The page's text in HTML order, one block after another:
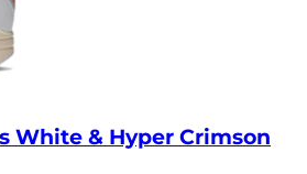
White & Hyper Crimson